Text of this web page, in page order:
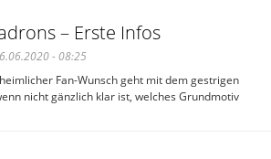
– Erste Infos
- 08:25
Fan-Wunsch geht mit dem gestrigen
nicht gänzlich klar ist, welches Grundmotiv